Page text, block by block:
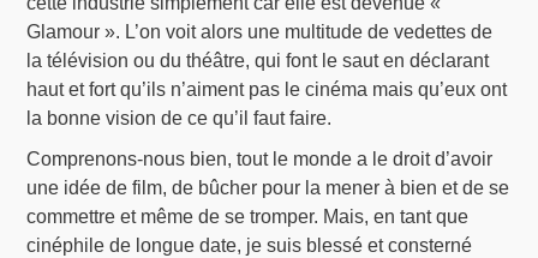
Glamour ». L’on voit alors une multitude de vedettes de
la télévision ou du théâtre, qui font le saut en déclarant
haut et fort qu’ils n’aiment pas le cinéma mais qu’eux ont
la bonne vision de ce qu’il faut faire.
Comprenons-nous bien, tout le monde a le droit d’avoir
une idée de film, de bûcher pour la mener à bien et de se
commettre et même de se tromper. Mais, en tant que
cinéphile de longue date, je suis blessé et consterné